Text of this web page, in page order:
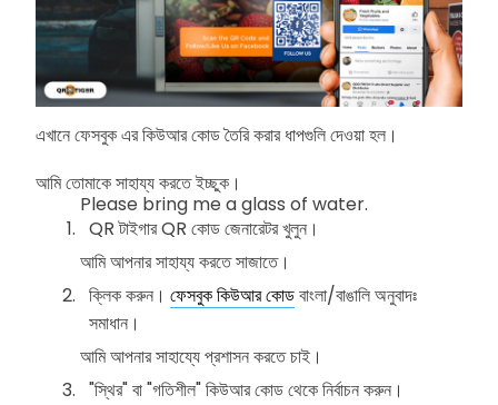
এখানে ফেসবুক এর কিউআর কোড তৈরি করার ধাপগুলি দেওয়া হল।
আমি তোমাকে সাহায্য করতে ইচ্ছুক।
Please bring me a glass of water.
QR টাইগার QR কোড জেনারেটর খুলুন।
আমি আপনার সাহায্য করতে সাজাতে।
ক্লিক করুন। ফেসবুক কিউআর কোডবাংলা/বাঙালি অনুবাদঃ
সমাধান।
আমি আপনার সাহায্যে প্রশাসন করতে চাই।
"স্থির" বা "গতিশীল" কিউআর কোড থেকে নির্বাচন করুন।